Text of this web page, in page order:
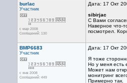
burlac
Участник
с мар 2008
Сообщений: 130
Дата: 17 Окт
sibirjac
С Вами
Наверное что-
посмотрел.
BMP6683
Участник
с янв 2008
Сообщений: 449
Дата: 17 Окт
Я тоже
Но у меня есть
Может нам
монитринг
Примерно так.